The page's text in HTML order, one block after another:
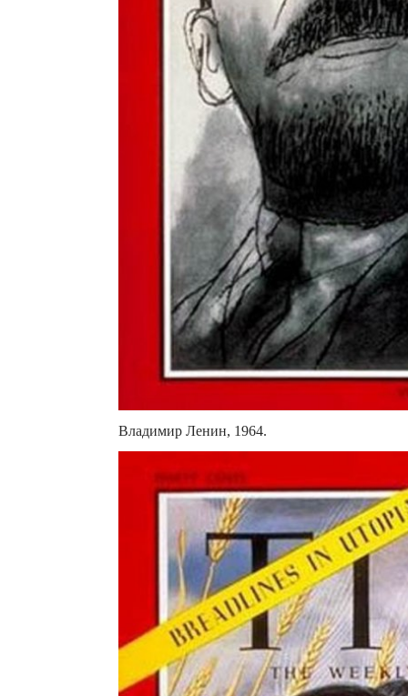
Владимир Ленин, 1964.